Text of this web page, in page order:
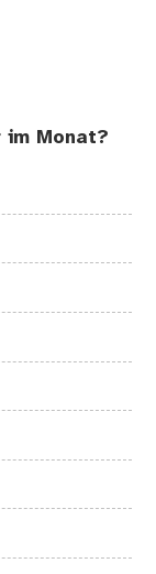
Monat?